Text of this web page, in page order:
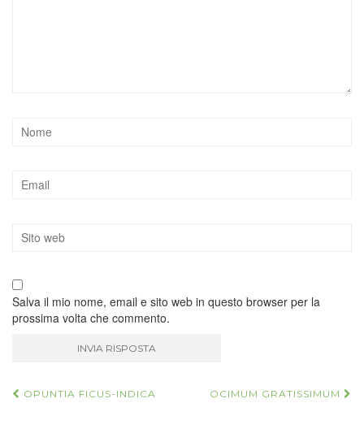
Salva il mio nome, email e sito web in questo browser per la
prossima volta che commento.
Navigazione
OPUNTIA FICUS-INDICA OCIMUM GRATISSIMUM